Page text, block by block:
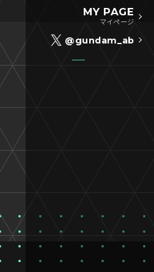
MY PAGE
マイページ
@gundam_ab